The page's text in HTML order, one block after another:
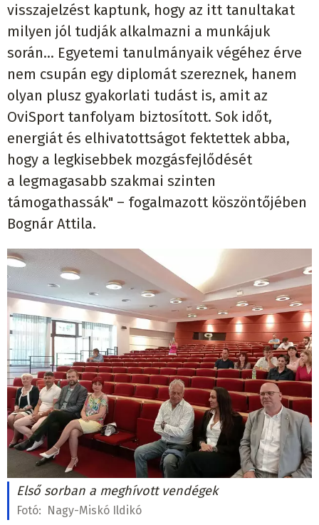
visszajelzést kaptunk, hogy az itt tanultakat
milyen jól tudják alkalmazni a munkájuk
során... Egyetemi tanulmányaik végéhez érve
nem csupán egy diplomát szereznek, hanem
olyan plusz gyakorlati tudást is, amit az
OviSport tanfolyam biztosított. Sok időt,
energiát és elhivatottságot fektettek abba,
hogy a legkisebbek mozgásfejlődését
a legmagasabb szakmai szinten
támogathassák" – fogalmazott köszöntőjében
Bognár Attila.
Első sorban a meghívott vendégek
Fotó: Nagy-Miskó Ildikó